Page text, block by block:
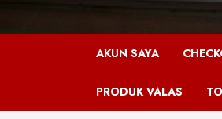
AKUN SAYA
PRODUK VALAS